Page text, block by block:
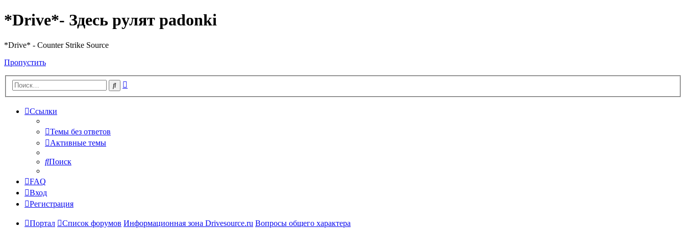
*Drive*- Здесь рулят padonki
*Drive* - Counter Strike Source
Пропустить
Поиск
Ссылки
Темы без ответов
Активные темы
Поиск
FAQ
Вход
Регистрация
Портал Список форумов Информационная зона Drivesource.ru Вопросы общего характера